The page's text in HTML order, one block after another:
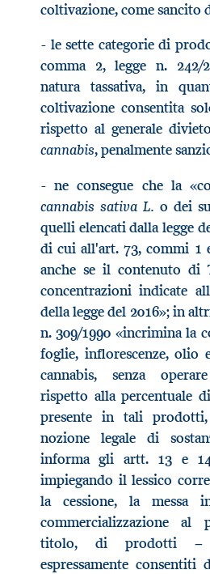
coltivazione, come sancito
- le sette categorie di
comma 2, legge n. 242/
natura tassativa, in
coltivazione consentita
rispetto al generale
cannabis, penalmente
- ne consegue che la
cannabis sativa L. o dei
quelli elencati dalla legge
di cui all'art. 73, commi 1
anche se il contenuto di
concentrazioni indicate
della legge del 2016»; in
n. 309/1990 «incrimina la
foglie, inflorescenze, olio
cannabis, senza
rispetto alla percentuale
presente in tali
nozione legale di
informa gli artt. 13 e 14
impiegando il lessico
la cessione, la messa
commercializzazione al
titolo, di prodotti −
espressamente